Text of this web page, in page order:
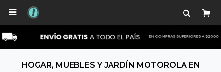

HOGAR, MUEBLES Y JARDÍN MOTOROLA EN